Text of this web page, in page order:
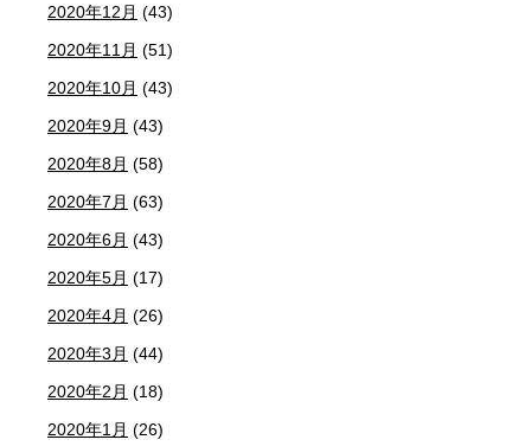
2020年12月 (43)
2020年11月 (51)
2020年10月 (43)
2020年9月 (43)
2020年8月 (58)
2020年7月 (63)
2020年6月 (43)
2020年5月 (17)
2020年4月 (26)
2020年3月 (44)
2020年2月 (18)
2020年1月 (26)